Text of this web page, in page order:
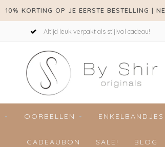
10% KORTING OP JE EERSTE BESTELLING |
Altijd leuk verpakt als stijlvol cadeau!
OORBELLEN ENKELBANDJES
CADEAUBON SALE! BLOG